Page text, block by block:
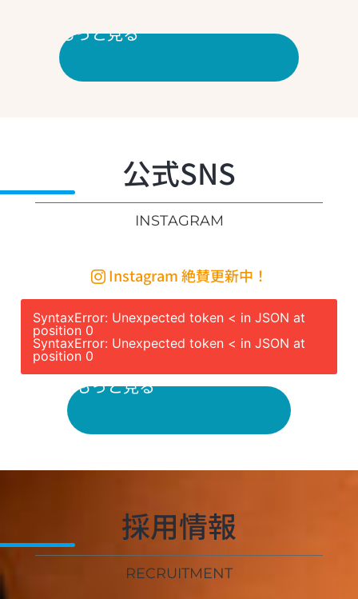
動画をもっと見る
公式SNS
INSTAGRAM
Instagram 絶賛更新中！
SyntaxError: Unexpected token < in JSON at
position 0
SyntaxError: Unexpected token < in JSON at
position 0
をもっと見る
採用情報
RECRUITMENT